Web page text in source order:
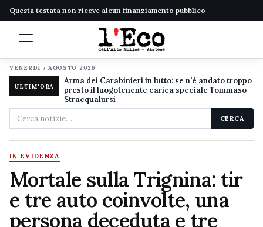
Questa testata non riceve alcun finanziamento pubblico
VENERDÌ 7 AGOSTO 2026
ULTIM'ORA
Arma dei Carabinieri in lutto: se n'è andato troppo
presto il luogotenente carica speciale Tommaso
Stracqualursi
Cerca
nel
sito
CERCA
IN EVIDENZA
Mortale sulla Trignina: tir
e tre auto coinvolte, una
persona deceduta e tre